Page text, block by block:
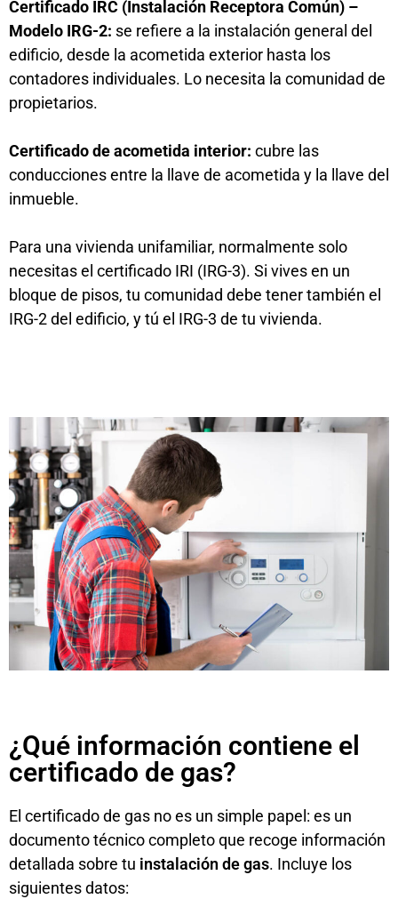
Certificado IRC (Instalación Receptora Común) –
Modelo IRG-2: se refiere a la instalación general del
edificio, desde la acometida exterior hasta los
contadores individuales. Lo necesita la comunidad de
propietarios.
Certificado de acometida interior: cubre las
conducciones entre la llave de acometida y la llave del
inmueble.
Para una vivienda unifamiliar, normalmente solo
necesitas el certificado IRI (IRG-3). Si vives en un
bloque de pisos, tu comunidad debe tener también el
IRG-2 del edificio, y tú el IRG-3 de tu vivienda.
¿Qué información contiene el
certificado de gas?
El certificado de gas no es un simple papel: es un
documento técnico completo que recoge información
detallada sobre tu instalación de gas. Incluye los
siguientes datos: